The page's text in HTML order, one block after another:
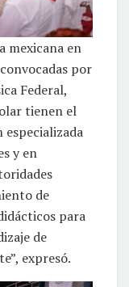
mexicana en
por
Federal,
tienen el
y en
de
para
de
expresó.